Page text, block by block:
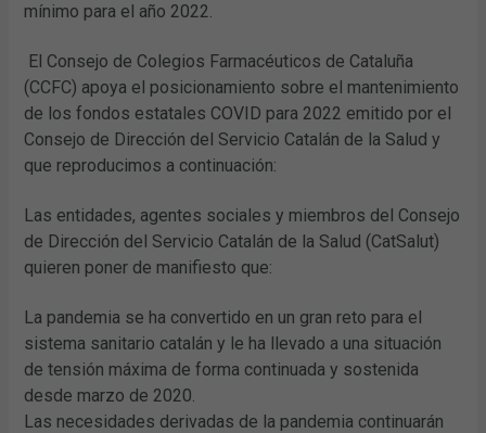
mínimo para el año 2022.
El Consejo de Colegios Farmacéuticos de Cataluña
(CCFC) apoya el posicionamiento sobre el mantenimiento
de los fondos estatales COVID para 2022 emitido por el
Consejo de Dirección del Servicio Catalán de la Salud y
que reproducimos a continuación:
Las entidades, agentes sociales y miembros del Consejo
de Dirección del Servicio Catalán de la Salud (CatSalut)
quieren poner de manifiesto que:
La pandemia se ha convertido en un gran reto para el
sistema sanitario catalán y le ha llevado a una situación
de tensión máxima de forma continuada y sostenida
desde marzo de 2020.
Las necesidades derivadas de la pandemia continuarán